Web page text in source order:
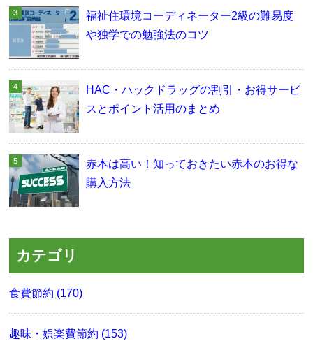
福祉住環境コーディネーター2級の難易度
や独学での勉強法のコツ
HAC・ハックドラッグの割引・お得サービ
スとポイント活用のまとめ
赤本は高い！知っておきたい赤本のお得な
購入方法
カテゴリ
食費節約 (170)
趣味・娯楽費節約 (153)